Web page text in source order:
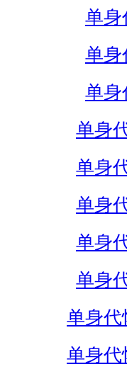
单身
单身
单身
单身
单身
单身
单身
单身
单身代
单身代